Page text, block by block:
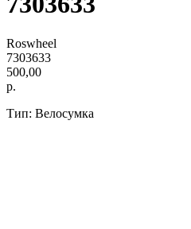
Roswheel
7303633
500,00
р.
Тип: Велосумка